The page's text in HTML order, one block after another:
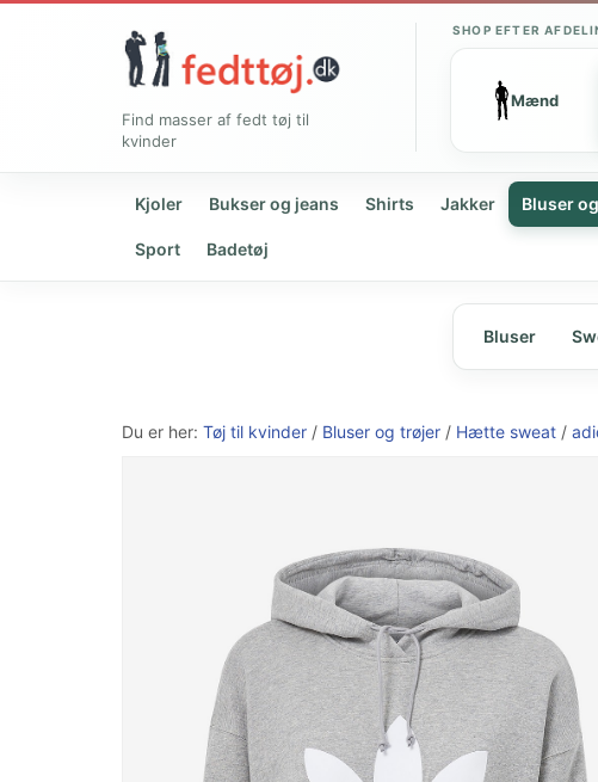
Find masser af fedt tøj til
kvinder
SHOP EFTER
Mænd
Kjoler Bukser og jeans Shirts Jakker Bluser
Sport Badetøj
Bluser
Du er her: Tøj til kvinder / Bluser og trøjer / Hætte sweat /